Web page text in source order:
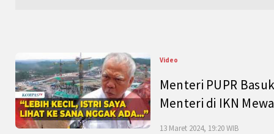
Video
Menteri PUPR
Menteri di IKN
13 Maret 2024, 19:20 WIB